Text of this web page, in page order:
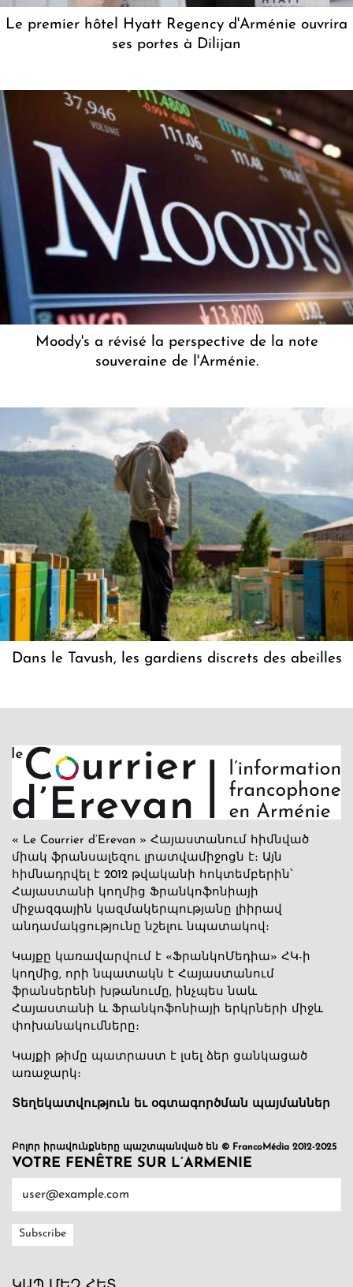
Le premier hôtel Hyatt Regency d'Arménie ouvrira
ses portes à Dilijan
Moody's a révisé la perspective de la note
souveraine de l'Arménie.
Dans le Tavush, les gardiens discrets des abeilles
« Le Courrier d’Erevan » Հայաստանում հիմնված
միակ ֆրանսալեզու լրատվամիջոցն է։ Այն
հիմնադրվել է 2012 թվականի հոկտեմբերին՝
Հայաստանի կողմից Ֆրանկոֆոնիայի
միջազգային կազմակերպությանը լիիրավ
անդամակցությունը նշելու նպատակով։
Կայքը կառավարվում է «ՖրանկոՄեդիա» ՀԿ-ի
կողմից, որի նպատակն է Հայաստանում
ֆրանսերենի խթանումը, ինչպես նաև
Հայաստանի և Ֆրանկոֆոնիայի երկրների միջև
փոխանակումները։
Կայքի թիմը պատրաստ է լսել ձեր ցանկացած
առաջարկ։
Տեղեկատվություն եւ օգտագործման պայմաններ
Բոլոր իրավունքները պաշտպանված են © FrancoMédia 2012-2025
VOTRE FENÊTRE SUR L’ARMENIE